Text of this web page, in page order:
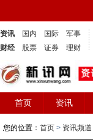
资讯 国内 国际
军事
财经
股票 证券 理财
首页 资讯
您的位置： 首页 > 资讯频道